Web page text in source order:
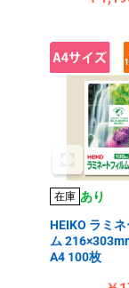
在庫 あり
HEIKO ラミ
ム
A4 100枚